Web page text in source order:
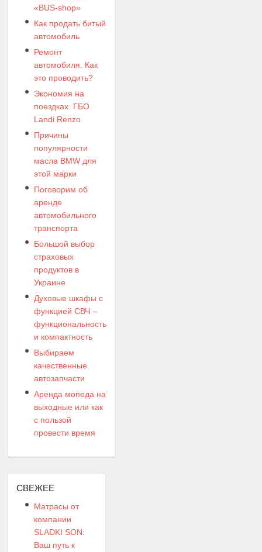
«BUS-shop»
Как продать битый
автомобиль
Ремонт
автомобиля. Как
это проводить?
Экономия на
поездках. ГБО
Landi Renzo
Причины
популярности
масла BMW для
этой марки
Поговорим об
аренде
автомобильного
транспорта
Большой выбор
страховых
продуктов в
Украине
Духовые шкафы с
функцией СВЧ –
функциональность
и компактность
Выбираем
качественные
автозапчасти
Аренда мопеда на
выходные или как
с пользой
провести время
СВЕЖЕЕ
Матрасы от
компании
SLADKI SON:
Ваш путь к